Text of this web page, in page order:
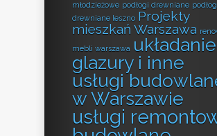
młodzieżowe podłogi drewniane
drewniane leszno Projekty
mieszkań Warszawa
mebli warszawa układanie
glazury i inne
usługi
w Warszawie
usługi